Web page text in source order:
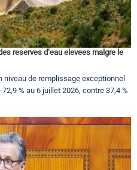
reserves d’eau elevees malgre le
de remplissage exceptionnel
% au 6 juillet 2026, contre 37,4 %